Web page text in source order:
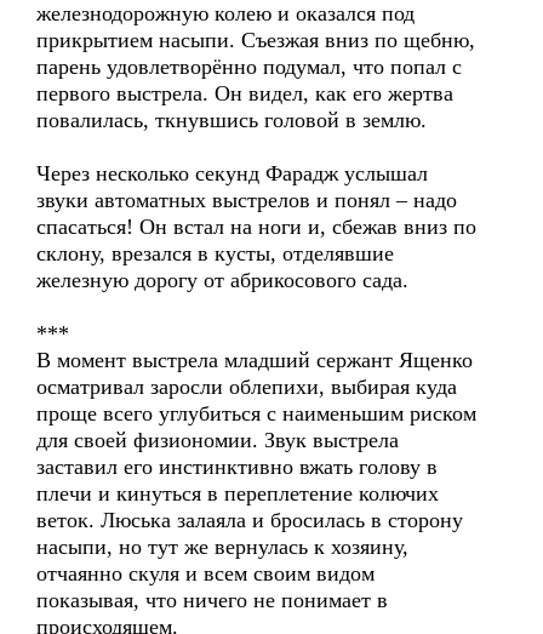
железнодорожную колею и оказался под
прикрытием насыпи. Съезжая вниз по щебню,
парень удовлетворённо подумал, что попал с
первого выстрела. Он видел, как его жертва
повалилась, ткнувшись головой в землю.
Через несколько секунд Фарадж услышал
звуки автоматных выстрелов и понял – надо
спасаться! Он встал на ноги и, сбежав вниз по
склону, врезался в кусты, отделявшие
железную дорогу от абрикосового сада.
***
В момент выстрела младший сержант Ященко
осматривал заросли облепихи, выбирая куда
проще всего углубиться с наименьшим риском
для своей физиономии. Звук выстрела
заставил его инстинктивно вжать голову в
плечи и кинуться в переплетение колючих
веток. Люська залаяла и бросилась в сторону
насыпи, но тут же вернулась к хозяину,
отчаянно скуля и всем своим видом
показывая, что ничего не понимает в
происходящем.